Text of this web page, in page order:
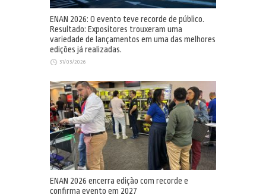
ENAN 2026: O evento teve recorde de público.
Resultado: Expositores trouxeram uma
variedade de lançamentos em uma das melhores
edições já realizadas.
31/03/2026
ENAN 2026 encerra edição com recorde e
confirma evento em 2027